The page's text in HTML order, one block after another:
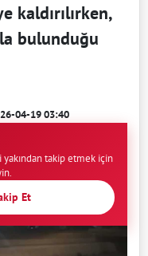
kaldırılırken,
bulunduğu
04-19 03:40
takip etmek için
Et